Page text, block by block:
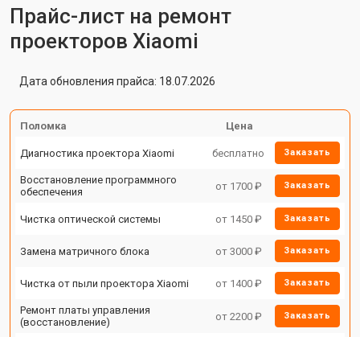
Прайс-лист на ремонт
проекторов Xiaomi
Дата обновления прайса: 18.07.2026
Поломка Цена
Диагностика проектора Xiaomi бесплатно Заказать
Восстановление программного
обеспечения
от 1700 ₽ Заказать
Чистка оптической системы от 1450 ₽ Заказать
Замена матричного блока от 3000 ₽ Заказать
Чистка от пыли проектора Xiaomi от 1400 ₽ Заказать
Ремонт платы управления
(восстановление)
от 2200 ₽ Заказать